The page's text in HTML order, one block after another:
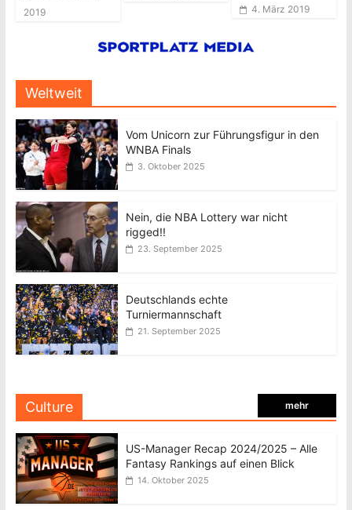
2019
4. März 2019
Weltweit
Vom Unicorn zur Führungsfigur in den
WNBA Finals
3. Oktober 2025
Nein, die NBA Lottery war nicht
rigged!!
23. September 2025
Deutschlands echte
Turniermannschaft
21. September 2025
Culture mehr
US-Manager Recap 2024/2025 – Alle
Fantasy Rankings auf einen Blick
14. Oktober 2025